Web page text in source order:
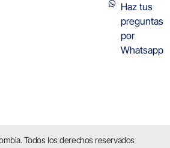
Haz tus
preguntas
por
Whatsapp
Todos los derechos reservados